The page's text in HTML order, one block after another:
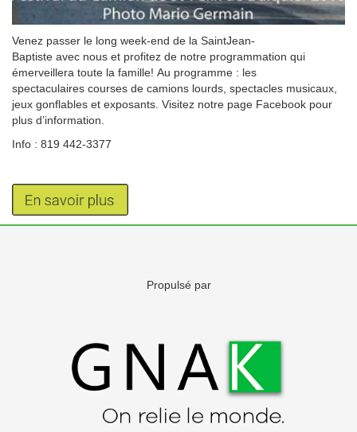
Venez passer le long week-end de la SaintJean-
Baptiste avec nous et profitez de notre programmation qui
émerveillera toute la famille! Au programme : les
spectaculaires courses de camions lourds, spectacles musicaux,
jeux gonflables et exposants. Visitez notre page Facebook pour
plus d’information.
Info : 819 442-3377
Propulsé par